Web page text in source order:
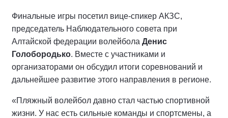
Финальные игры посетил вице-спикер АКЗС,
председатель Наблюдательного совета при
Алтайской федерации волейбола Денис
Голобородько. Вместе с участниками и
организаторами он обсудил итоги соревнований и
дальнейшее развитие этого направления в регионе.
«Пляжный волейбол давно стал частью спортивной
жизни. У нас есть сильные команды и спортсмены, а